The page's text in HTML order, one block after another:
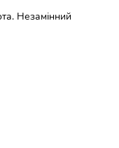
Незамінний